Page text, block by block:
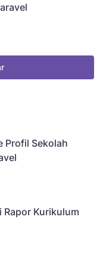
Profil Sekolah
Rapor Kurikulum